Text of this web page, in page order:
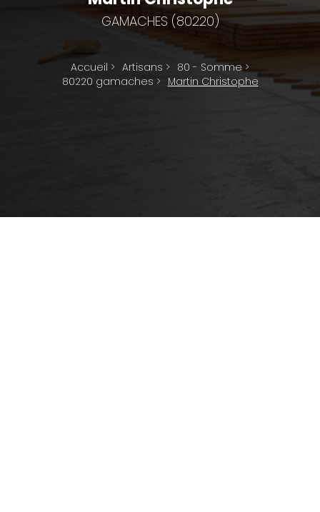
GAMACHES (80220)
Accueil > Artisans > 80 - Somme >
80220 gamaches > Martin Christophe